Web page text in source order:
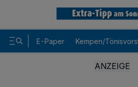
E-Paper Kempen/